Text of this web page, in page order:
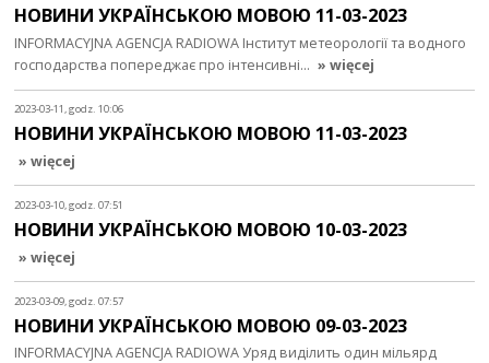
НОВИНИ УКРАЇНСЬКОЮ МОВОЮ 11-03-2023
INFORMACYJNA AGENCJA RADIOWA Інститут метеорології та водного
господарства попереджає про інтенсивні… » więcej
2023-03-11, godz. 10:06
НОВИНИ УКРАЇНСЬКОЮ МОВОЮ 11-03-2023
» więcej
2023-03-10, godz. 07:51
НОВИНИ УКРАЇНСЬКОЮ МОВОЮ 10-03-2023
» więcej
2023-03-09, godz. 07:57
НОВИНИ УКРАЇНСЬКОЮ МОВОЮ 09-03-2023
INFORMACYJNA AGENCJA RADIOWA Уряд виділить один мільярд